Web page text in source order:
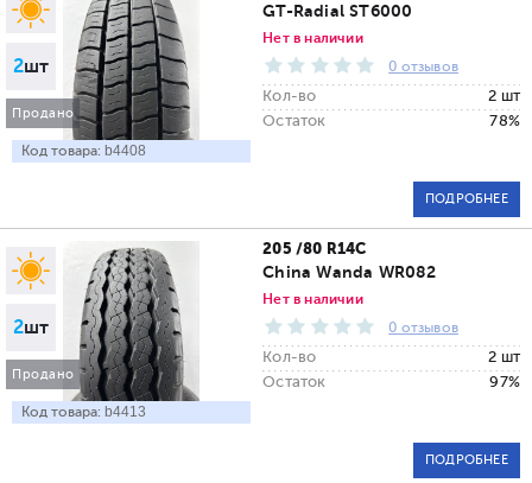
2шт
Продано
Код товара: b4408
GT-Radial ST6000
Нет в наличии
0 отзывов
Кол-во
2 шт
Остаток
78%
ПОДРОБНЕЕ
2шт
Продано
Код товара: b4413
205 /80 R14C
China Wanda WR082
Нет в наличии
0 отзывов
Кол-во
2 шт
Остаток
97%
ПОДРОБНЕЕ